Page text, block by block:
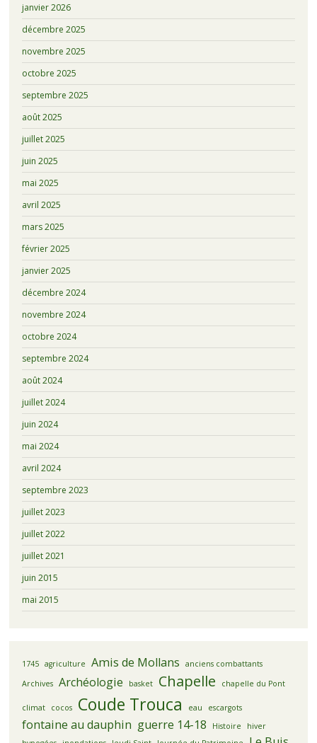
janvier 2026
décembre 2025
novembre 2025
octobre 2025
septembre 2025
août 2025
juillet 2025
juin 2025
mai 2025
avril 2025
mars 2025
février 2025
janvier 2025
décembre 2024
novembre 2024
octobre 2024
septembre 2024
août 2024
juillet 2024
juin 2024
mai 2024
avril 2024
septembre 2023
juillet 2023
juillet 2022
juillet 2021
juin 2015
mai 2015
1745 agriculture Amis de Mollans
anciens combattants
Archives Archéologie basket Chapelle chapelle du Pont
climat cocos Coude Trouca eau escargots
fontaine au dauphin guerre 14-18 Histoire
hiver